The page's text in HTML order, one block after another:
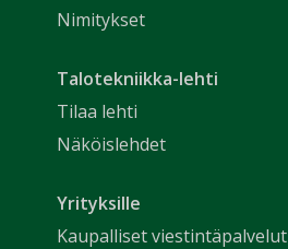
Nimitykset
Talotekniikka-lehti
Tilaa lehti
Näköislehdet
Yrityksille
Kaupalliset viestintäpalvelut